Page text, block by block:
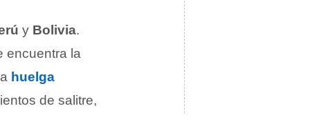
y Bolivia.
encuentra la
huelga
de salitre,